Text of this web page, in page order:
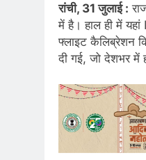
रांची, 31 जुलाई :
में है। हाल ही में
फ्लाइट कैलिब्रेशन
दी गई, जो देशभर में